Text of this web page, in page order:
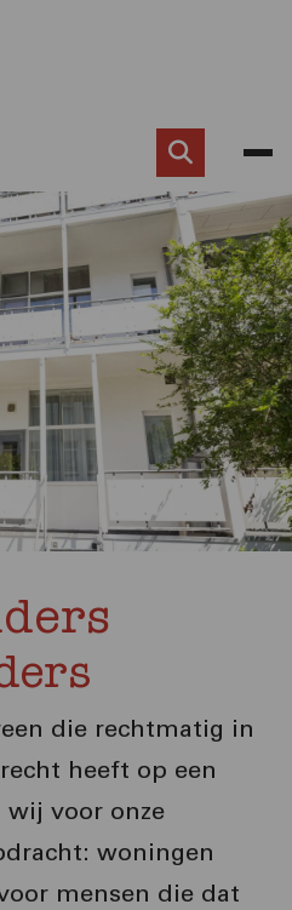
Zoek
knop
die rechtmatig in
heeft op een
wij voor onze
woningen
mensen die dat